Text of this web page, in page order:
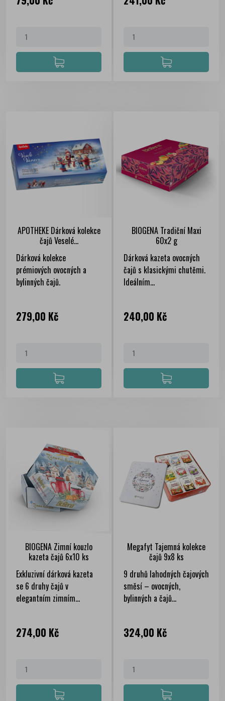
APOTHEKE Dárková kolekce
čajů Veselé...
Dárková kolekce
prémiových ovocných a
bylinných čajů.
Cena
279,00 Kč
BIOGENA Tradiční Maxi
60x2 g
Dárková kazeta ovocných
čajů s klasickými chutěmi.
Ideálním...
Cena
240,00 Kč
BIOGENA Zimní kouzlo
kazeta čajů 6x10 ks
Exkluzivní dárková kazeta
se 6 druhy čajů v
elegantním zimním...
Cena
274,00 Kč
Megafyt Tajemná kolekce
čajů 9x8 ks
9 druhů lahodných čajových
směsí – ovocných,
bylinných a čajů...
Cena
324,00 Kč